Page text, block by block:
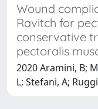
Wound
Ravitch for
conservative
pectoralis
2020 Aramini, B;
L; Stefani, A;